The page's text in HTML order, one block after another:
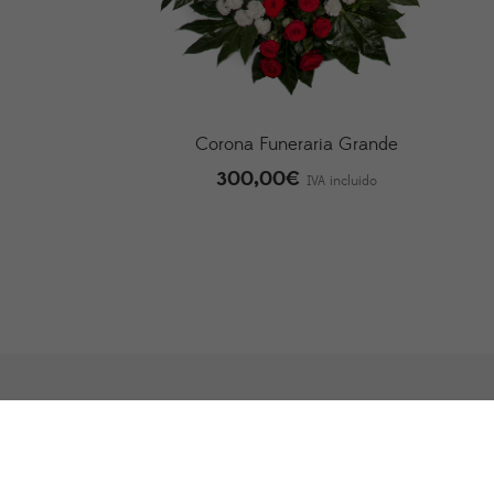
Corona Funeraria Grande
300,00€ IVA incluido